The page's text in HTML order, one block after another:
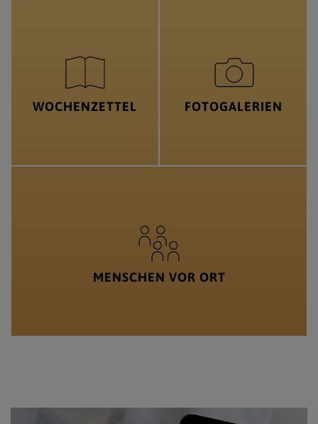
WOCHENZETTEL FOTOGALERIEN
MENSCHEN VOR ORT